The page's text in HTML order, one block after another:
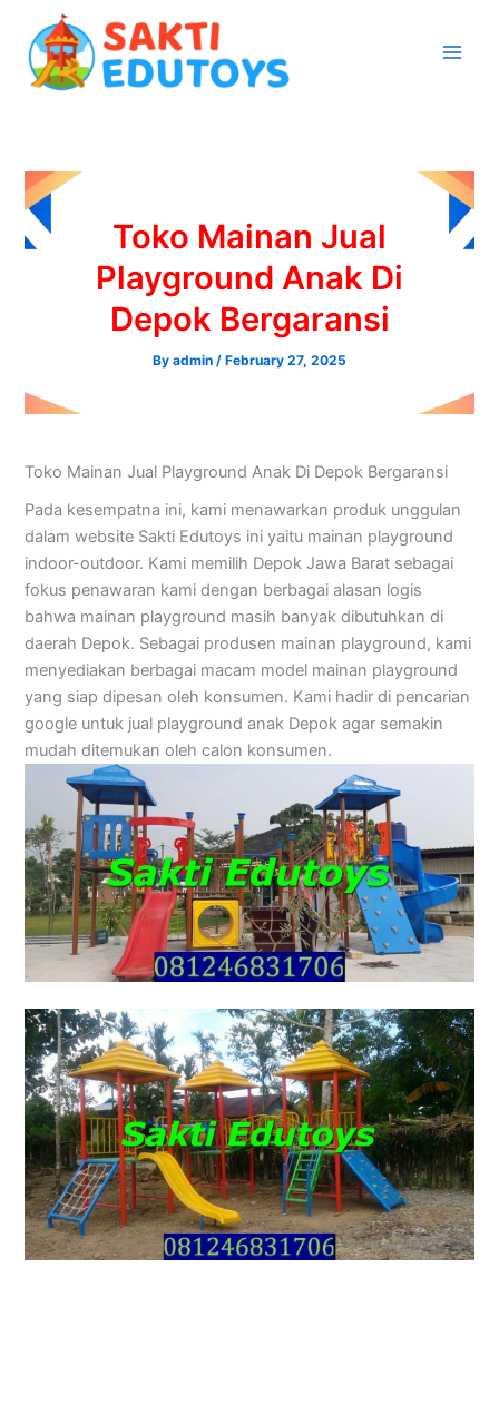
content
Toko Mainan Jual
Playground Anak Di
Depok Bergaransi
By admin / February 27, 2025
Toko Mainan Jual Playground Anak Di Depok Bergaransi
Pada kesempatna ini, kami menawarkan produk unggulan
dalam website Sakti Edutoys ini yaitu mainan playground
indoor-outdoor. Kami memilih Depok Jawa Barat sebagai
fokus penawaran kami dengan berbagai alasan logis
bahwa mainan playground masih banyak dibutuhkan di
daerah Depok. Sebagai produsen mainan playground, kami
menyediakan berbagai macam model mainan playground
yang siap dipesan oleh konsumen. Kami hadir di pencarian
google untuk jual playground anak Depok agar semakin
mudah ditemukan oleh calon konsumen.